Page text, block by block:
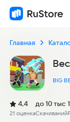
Главная
BIG
Рейтинг:
4,4
(
21 оценка
)
Скачиваний
до 10 тыс